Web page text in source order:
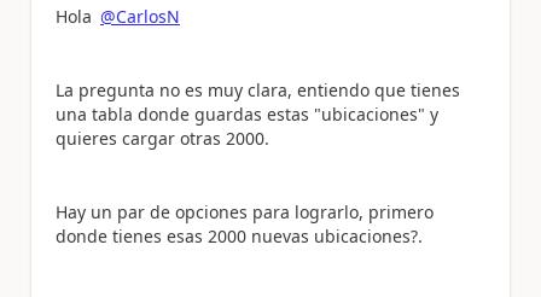
Hola @CarlosN
La pregunta no es muy clara, entiendo que tienes
una tabla donde guardas estas "ubicaciones" y
quieres cargar otras 2000.
Hay un par de opciones para lograrlo, primero
donde tienes esas 2000 nuevas ubicaciones?.